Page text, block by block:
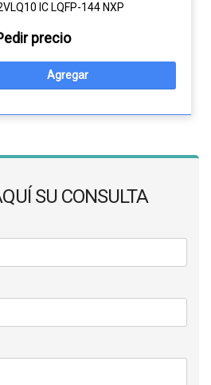
IC LQFP-144 NXP
precio
SU CONSULTA